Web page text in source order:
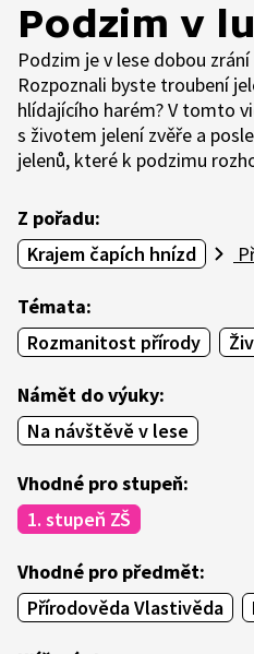
Podzim v
Podzim je v lese dobou
Rozpoznali byste troubení
hlídajícího harém? V tomto
s životem jelení zvěře a
jelenů, které k podzimu
Z pořadu:
Krajem čapích hnízd
Témata:
Rozmanitost přírody
Námět do výuky:
Na návštěvě v lese
Vhodné pro stupeň:
1. stupeň ZŠ
Vhodné pro předmět:
Přírodověda Vlastivěda